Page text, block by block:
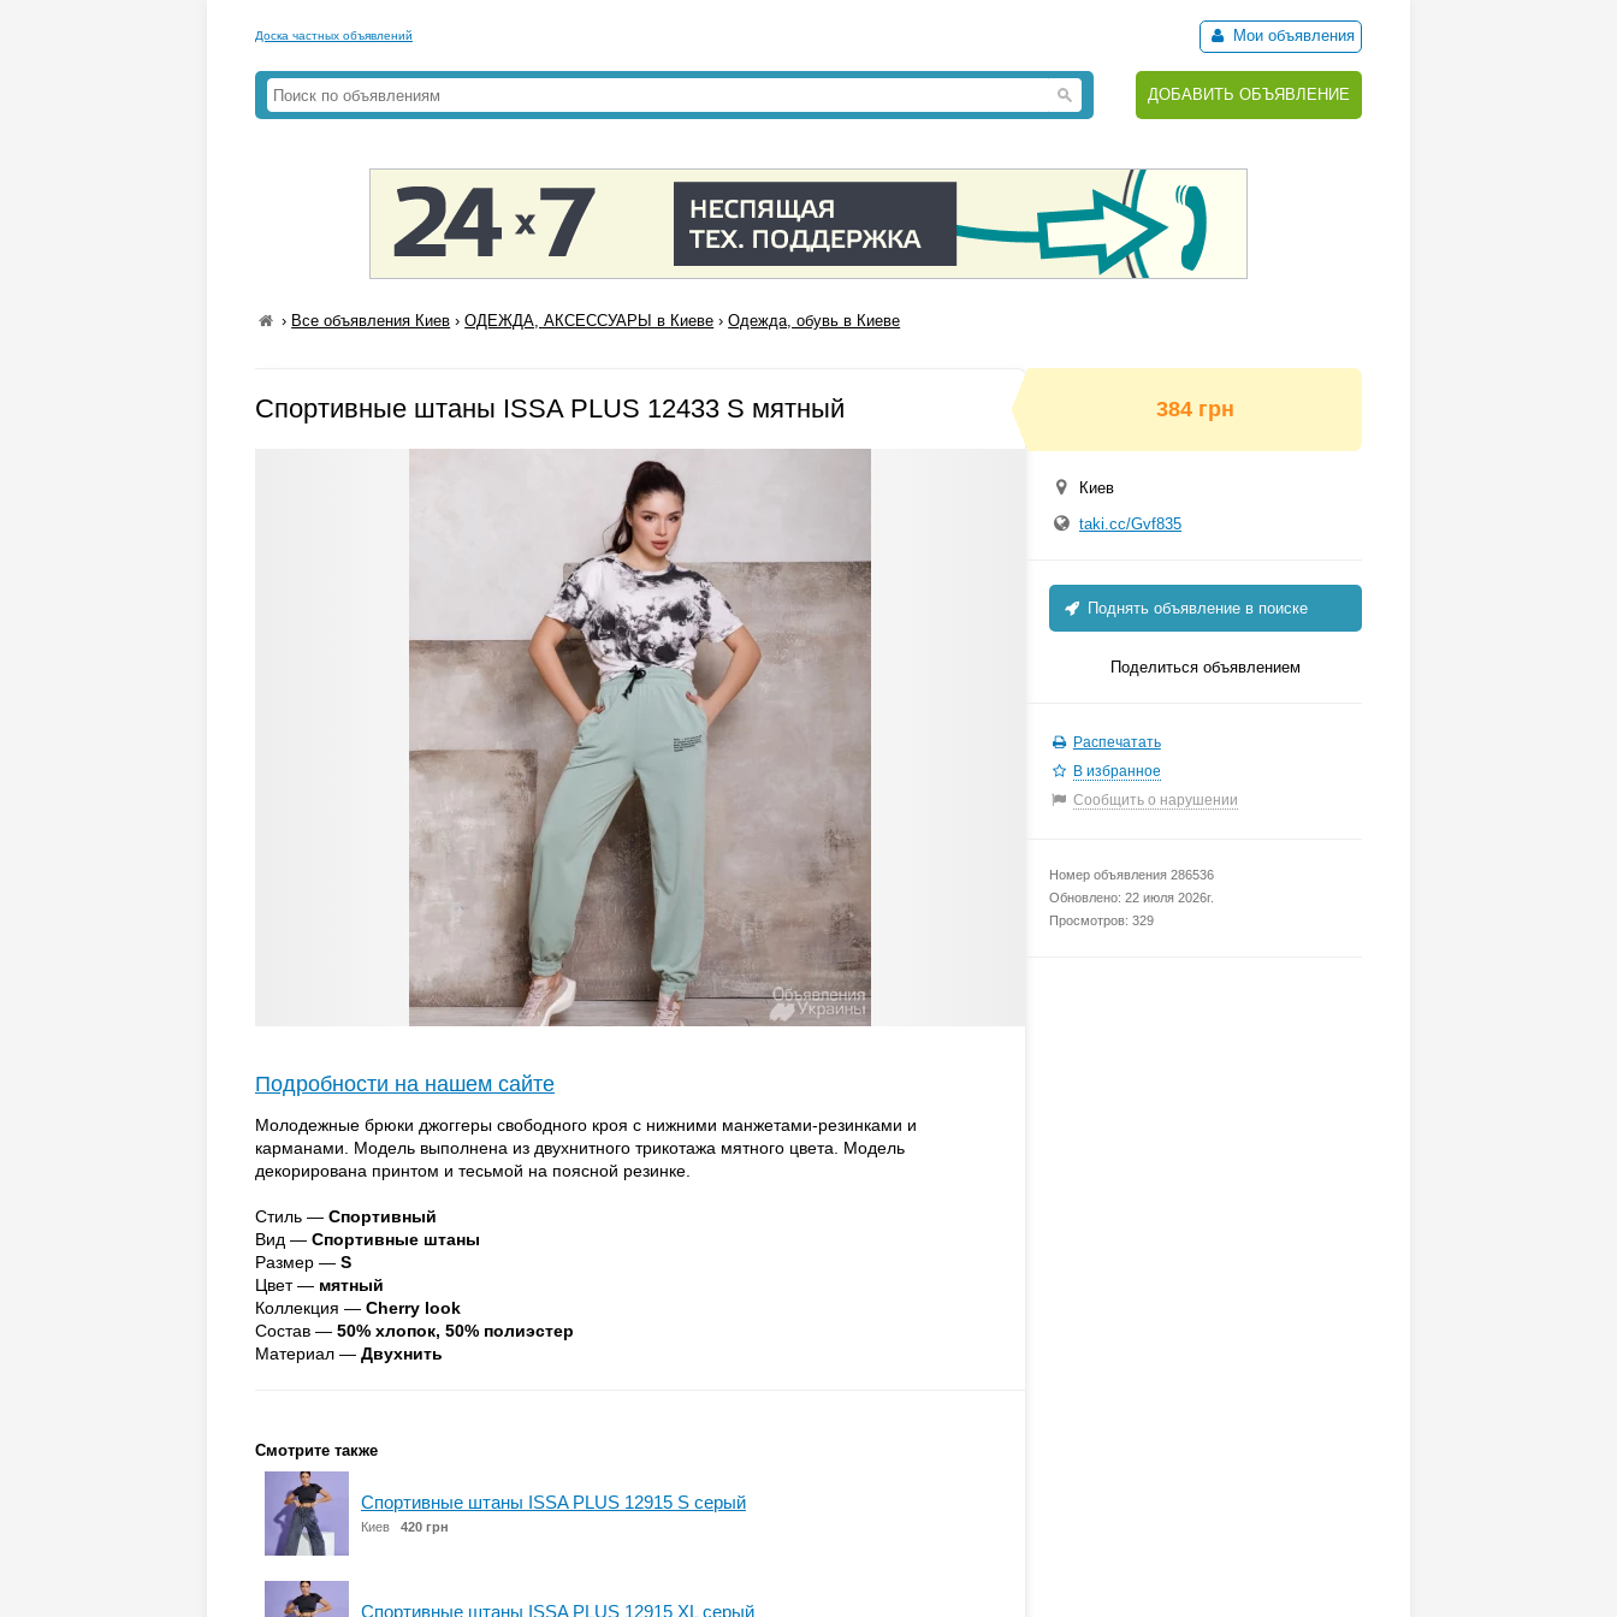
Доска частных объявлений Мои объявления
ДОБАВИТЬ ОБЪЯВЛЕНИЕ
› Все объявления Киев ›ОДЕЖДА, АКСЕССУАРЫ в Киеве ›Одежда, обувь в Киеве
Спортивные штаны ISSA PLUS 12433 S мятный
Подробности на нашем сайте
Молодежные брюки джоггеры свободного кроя с нижними манжетами-резинками и
карманами. Модель выполнена из двухнитного трикотажа мятного цвета. Модель
декорирована принтом и тесьмой на поясной резинке.
Стиль — Спортивный
Вид — Спортивные штаны
Размер — S
Цвет — мятный
Коллекция — Cherry look
Состав — 50% хлопок, 50% полиэстер
Материал — Двухнить
Смотрите также
Спортивные штаны ISSA PLUS 12915 S серый
Киев 420 грн
Спортивные штаны ISSA PLUS 12915 XL серый
384 грн
Киев
taki.cc/Gvf835
Поднять объявление в поиске
Поделиться объявлением
Распечатать
В избранное
Сообщить о нарушении
Номер объявления 286536
Обновлено: 22 июля 2026г.
Просмотров: 329